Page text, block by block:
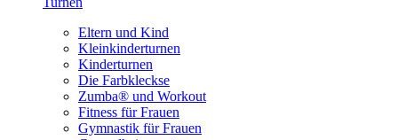
Eltern und Kind
Kleinkinderturnen
Kinderturnen
Die Farbkleckse
Zumba® und Workout
Fitness für Frauen
Gymnastik für Frauen